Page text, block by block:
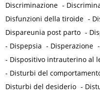
Discriminazione -
Disfunzioni della tiroide -
Dispareunia post parto -
- Dispepsia - Disperazione -
- Dispositivo intrauterino al
- Disturbi del
Disturbi del desiderio -